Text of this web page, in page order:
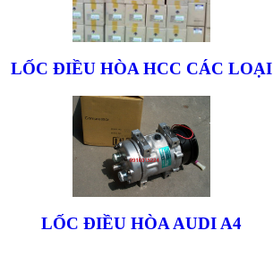
LỐC ĐIỀU HÒA HCC CÁC LOẠI
LỐC ĐIỀU HÒA AUDI A4